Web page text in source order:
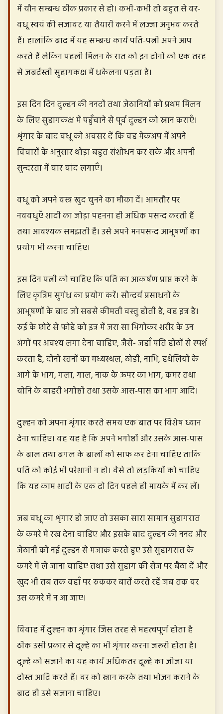
में यौन सम्बन्ध ठीक प्रकार से हो। कभी-कभी तो बहुत से वर-
वधू स्वयं की सजावट या तैयारी करने में लज्जा अनुभव करते
हैं। हालांकि बाद में यह सम्बन्ध कार्य पति-पत्नी अपने आप
करते हैं लेकिन पहली मिलन के रात को इन दोनों को एक तरह
से जबर्दस्ती सुहागकक्ष में धकेलना पड़ता है।
इस दिन दिन दुल्हन की ननदों तथा जेठानियों को प्रथम मिलन
के लिए सुहागकक्ष में पहुँचाने से पूर्व दुल्हन को स्नान कराएँ।
शृंगार के बाद वधू को अवसर दें कि वह मेकअप में अपने
विचारों के अनुसार थोड़ा बहुत संशोधन कर सके और अपनी
सुन्दरता में चार चांद लगाएँ।
वधू को अपने वस्त्र खुद चुनने का मौका दें। आमतौर पर
नववधुएँ शादी का जोड़ा पहनना ही अधिक पसन्द करती हैं
तथा आवश्यक समझती हैं। उसे अपने मनपसन्द आभूषणों का
प्रयोग भी करना चाहिए।
इस दिन पत्नी को चाहिए कि पति का आकर्षण प्राप्त करने के
लिए कृत्रिम सुगंध का प्रयोग करें। सौन्दर्य प्रसाधनों के
आभूषणों के बाद जो सबसे कीमती वस्तु होती है, वह इत्र है।
रुई के छोटे से फोहे को इत्र में जरा सा भिगोकर शरीर के उन
अंगों पर अवश्य लगा देना चाहिए, जैसे- जहाँ पति होठों से स्पर्श
करता है, दोनों स्तनों का मध्यस्थल, ठोडी, नाभि, हथेलियों के
आगे के भाग, गला, गाल, नाक के ऊपर का भाग, कमर तथा
योनि के बाहरी भगोष्ठों तथा उसके आस-पास का भाग आदि।
दुल्हन को अपना शृंगार करते समय एक बात पर विशेष ध्यान
देना चाहिए। वह यह है कि अपने भगोष्ठों और उसके आस-पास
के बाल तथा बगल के बालों को साफ कर देना चाहिए ताकि
पति को कोई भी परेशानी न हो। वैसे तो लड़कियों को चाहिए
कि यह काम शादी के एक दो दिन पहले ही मायके में कर लें।
जब वधू का शृंगार हो जाए तो उसका सारा सामान सुहागरात
के कमरे में रख देना चाहिए और इसके बाद दुल्हन की ननद और
जेठानी को नई दुल्हन से मजाक करते हुए उसे सुहागरात के
कमरे में ले जाना चाहिए तथा उसे सुहाग की सेज पर बैठा दें और
खुद भी तब तक वहाँ पर रुककर बातें करते रहें जब तक वर
उस कमरे में न आ जाए।
विवाह में दुल्हन का शृंगार जिस तरह से महत्वपूर्ण होता है
ठीक उसी प्रकार से दूल्हे का भी शृंगार करना जरूरी होता है।
दूल्हे को सजाने का यह कार्य अधिकतर दूल्हे का जीजा या
दोस्त आदि करते हैं। वर को स्नान करके तथा भोजन कराने के
बाद ही उसे सजाना चाहिए।